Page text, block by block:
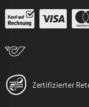
Zertifizierter